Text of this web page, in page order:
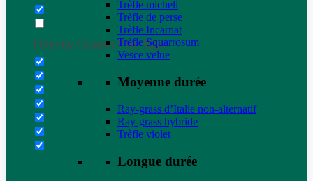
Filter by Custom Post Type
Trèfle micheli
Trèfle de perse
Trèfle Incarnat
Trèfle Squarrosum
Vesce velue
Moyenne durée
Ray-grass d’Italie non-alternatif
Ray-grass hybride
Trèfle violet
Longue durée